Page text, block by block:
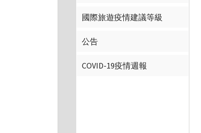
國際旅遊疫情建議等級
公告
COVID-19疫情週報